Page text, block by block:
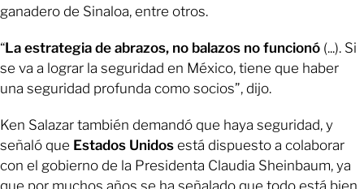
ganadero de Sinaloa, entre otros.
“La estrategia de abrazos, no balazos no funcionó (...). Si
se va a lograr la seguridad en México, tiene que haber
una seguridad profunda como socios”, dijo.
Ken Salazar también demandó que haya seguridad, y
señaló que Estados Unidos está dispuesto a colaborar
con el gobierno de la Presidenta Claudia Sheinbaum, ya
que por muchos años se ha señalado que todo está bien